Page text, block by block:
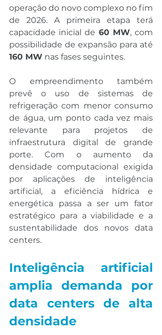
operação do novo complexo no fim
de 2026. A primeira etapa terá
capacidade inicial de 60 MW, com
160 MW nas fases seguintes.
O empreendimento também
prevê o uso de sistemas de
refrigeração com menor consumo
de água, um ponto cada vez mais
relevante para projetos de
infraestrutura digital de grande
porte. Com o aumento da
densidade computacional exigida
por aplicações de inteligência
artificial, a eficiência hídrica e
energética passa a ser um fator
estratégico para a viabilidade e a
sustentabilidade dos novos data
centers.
Inteligência artificial
amplia demanda por
data centers de alta
densidade